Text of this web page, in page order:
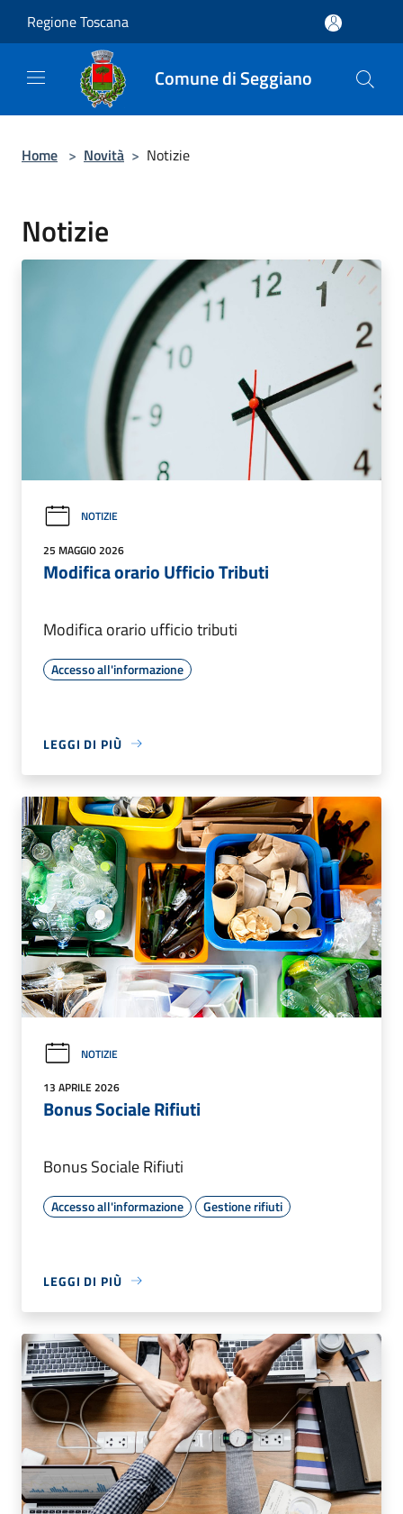
Regione Toscana
Comune di Seggiano
Home > Novità > Notizie
Notizie
NOTIZIE
25 MAGGIO 2026
Modifica orario Ufficio Tributi
Modifica orario ufficio tributi
Accesso all'informazione
LEGGI DI PIÙ
NOTIZIE
13 APRILE 2026
Bonus Sociale Rifiuti
Bonus Sociale Rifiuti
Accesso all'informazione Gestione rifiuti
LEGGI DI PIÙ